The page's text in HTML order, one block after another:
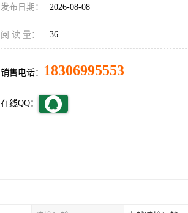
发布日期： 2026-08-08
阅 读 量： 36
销售电话： 18306995553
在线QQ：